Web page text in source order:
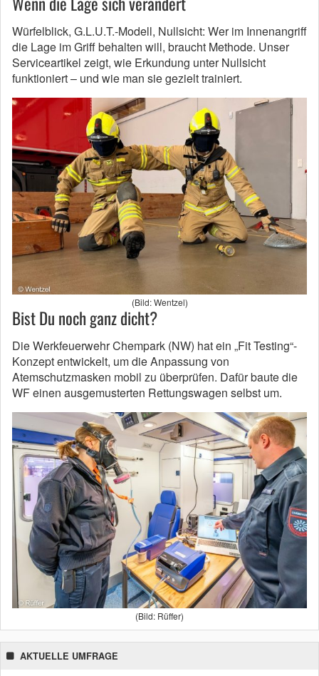
Würfelblick, G.L.U.T.-Modell, Nullsicht: Wer im Innenangriff
die Lage im Griff behalten will, braucht Methode. Unser
Serviceartikel zeigt, wie Erkundung unter Nullsicht
funktioniert – und wie man sie gezielt trainiert.
(Bild: Wentzel)
Bist Du noch ganz dicht?
Die Werkfeuerwehr Chempark (NW) hat ein „Fit Testing“-
Konzept entwickelt, um die Anpassung von
Atemschutzmasken mobil zu überprüfen. Dafür baute die
WF einen ausgemusterten Rettungswagen selbst um.
(Bild: Rüffer)
AKTUELLE UMFRAGE